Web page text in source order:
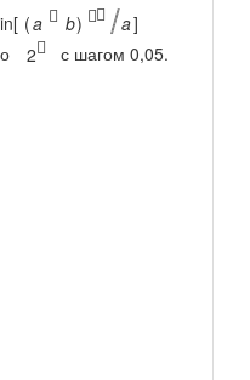
]
)
(
a
b
a




2
с шагом 0,05.